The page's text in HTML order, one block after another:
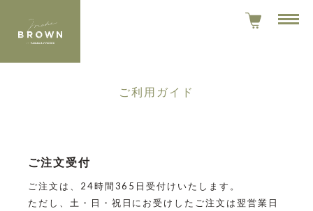
ご利用ガイド
ご注文受付
ご注文は、24時間365日受付けいたします。
ただし、土・日・祝日にお受けしたご注文は翌営業日